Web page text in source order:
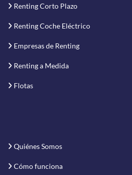
Renting Corto Plazo
Renting Coche Eléctrico
Empresas de Renting
Renting a Medida
Flotas
Quiénes Somos
Cómo funciona